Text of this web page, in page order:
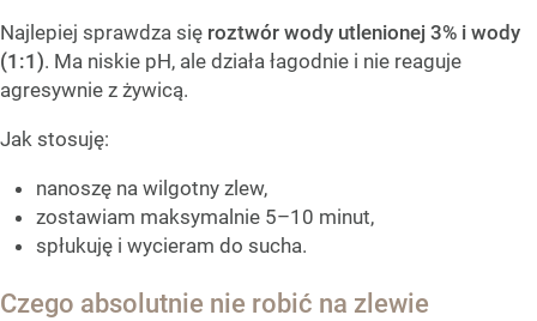
Najlepiej sprawdza się roztwór wody utlenionej 3% i wody
(1:1). Ma niskie pH, ale działa łagodnie i nie reaguje
agresywnie z żywicą.
Jak stosuję:
nanoszę na wilgotny zlew,
zostawiam maksymalnie 5–10 minut,
spłukuję i wycieram do sucha.
Czego absolutnie nie robić na zlewie